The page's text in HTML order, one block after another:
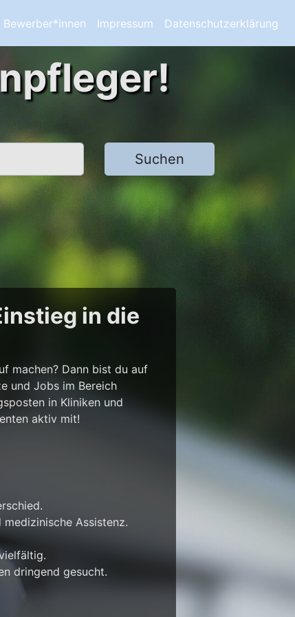
Bewerber*innen Impressum Datenschutzerklärung
Suchen
in die
machen? Dann bist du auf
und Jobs im Bereich
in Kliniken und
aktiv mit!
Assistenz.
dringend gesucht.